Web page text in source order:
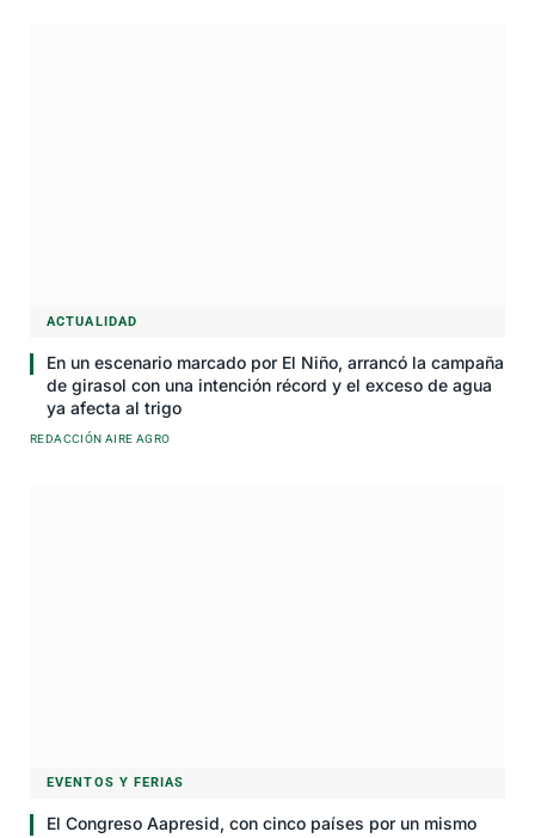
ACTUALIDAD
En un escenario marcado por El Niño, arrancó la campaña
de girasol con una intención récord y el exceso de agua
ya afecta al trigo
REDACCIÓN AIRE AGRO
EVENTOS Y FERIAS
El Congreso Aapresid, con cinco países por un mismo